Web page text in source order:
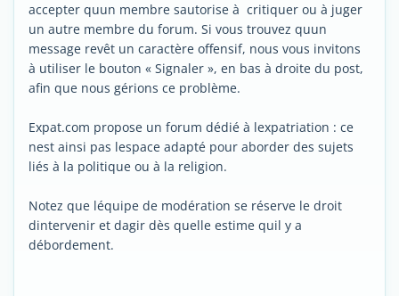
accepter quun membre sautorise à critiquer ou à juger
un autre membre du forum. Si vous trouvez quun
message revêt un caractère offensif, nous vous invitons
à utiliser le bouton « Signaler », en bas à droite du post,
afin que nous gérions ce problème.
Expat.com propose un forum dédié à lexpatriation : ce
nest ainsi pas lespace adapté pour aborder des sujets
liés à la politique ou à la religion.
Notez que léquipe de modération se réserve le droit
dintervenir et dagir dès quelle estime quil y a
débordement.